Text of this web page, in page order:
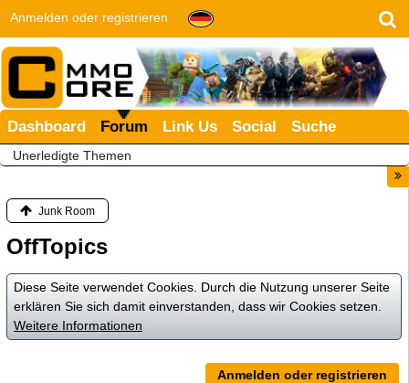
Anmelden oder registrieren
Dashboard Forum Link Us Social Suche
Unerledigte Themen
Junk Room
OffTopics
Diese Seite verwendet Cookies. Durch die Nutzung unserer Seite
erklären Sie sich damit einverstanden, dass wir Cookies setzen.
Weitere Informationen
Anmelden oder registrieren